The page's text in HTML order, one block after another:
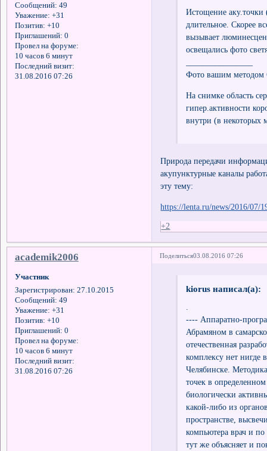
Сообщений: 49
Уважение: +31
Позитив: +10
Приглашений: 0
Провел на форуме:
10 часов 6 минут
Последний визит:
31.08.2016 07:26
Истощение аку.точки
длительное. Скорее
вызывает
освещались фото
Фото вашим методом
На снимке область
гипер.активности
внутри (в некоторых
Природа передачи
акупунктурные каналы
эту тему:
https://lenta.ru/news/2016/07/
+2
Поделиться03.08.2016 07:26
academik2006
Участник
Зарегистрирован: 27.10.2015
Сообщений: 49
Уважение: +31
Позитив: +10
Приглашений: 0
Провел на форуме:
10 часов 6 минут
Последний визит:
31.08.2016 07:26
kiorus написал(а):
---- Аппаратно-
Абрамяном в
отечественная
комплексу нет нигде
Челябинске.
точек в
биологически
какой-либо из
пространстве,
компьютера врач и по
тут же объясняет и